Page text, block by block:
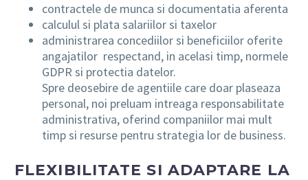
contractele de munca si documentatia aferenta
calculul si plata salariilor si taxelor
administrarea concediilor si beneficiilor oferite
angajatilor respectand, in acelasi timp, normele
GDPR si protectia datelor.
Spre deosebire de agentiile care doar plaseaza
personal, noi preluam intreaga responsabilitate
administrativa, oferind companiilor mai mult
timp si resurse pentru strategia lor de business.
FLEXIBILITATE SI ADAPTARE LA